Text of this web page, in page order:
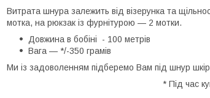
Витрата шнура залежить від візерунка та
мотка, на рюкзак із фурнітурою — 2 мотки.
Довжина в бобіні - 100 метрів
Вага — */-350 грамів
Ми із задоволенням підберемо Вам під шнур
* Під час